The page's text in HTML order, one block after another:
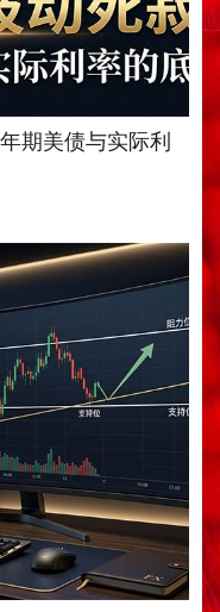
期美债与实际利